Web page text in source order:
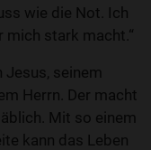
wie die Not. Ich
mich stark macht.“
seinem
Herrn. Der macht
Mit so einem
kann das Leben